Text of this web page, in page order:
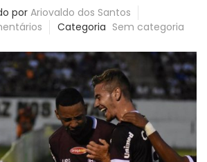
por Ariovaldo dos Santos
Categoria Sem categoria